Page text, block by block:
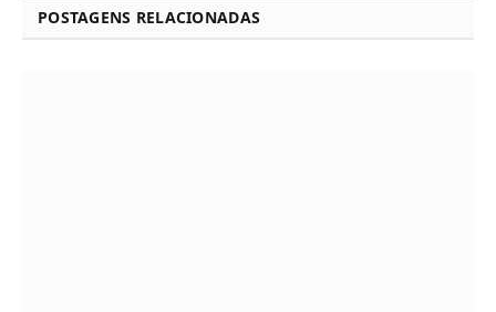
POSTAGENS RELACIONADAS